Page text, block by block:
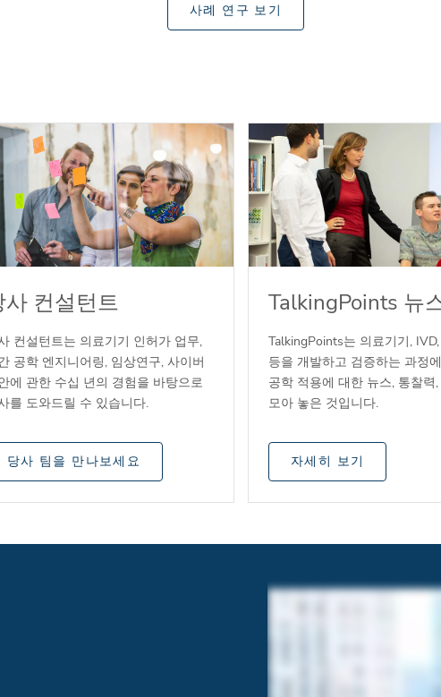
사례 연구 보기
사 컨설턴트
컨설턴트는 의료기기 인허가 업무,
공학 엔지니어링, 임상연구, 사이버
에 관한 수십 년의 경험을 바탕으로
를 도와드릴 수 있습니다.
당사 팀을 만나보세요
TalkingPoints 뉴
TalkingPoints는 의료기기,
등을 개발하고 검증하는 과정
공학 적용에 대한 뉴스, 통찰력
모아 놓은 것입니다.
자세히 보기